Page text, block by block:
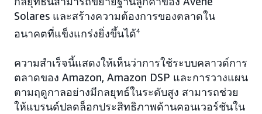
Solares และสร้างความต้องการของตลาดใน
อนาคตที่แข็งแกร่งยิ่งขึ้นได้4
ความสำเร็จนี้แสดงให้เห็นว่าการใช้ระบบคลาวด์การ
ตลาดของ Amazon, Amazon DSP และการวางแผน
ตามฤดูกาลอย่างมีกลยุทธ์ในระดับสูง สามารถช่วย
ให้แบรนด์ปลดล็อกประสิทธิภาพด้านคอนเวอร์ชันใน